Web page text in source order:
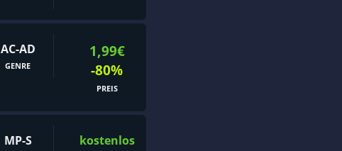
AC-AD
GENRE
1,99€
-80%
PREIS
MP-S kostenlos